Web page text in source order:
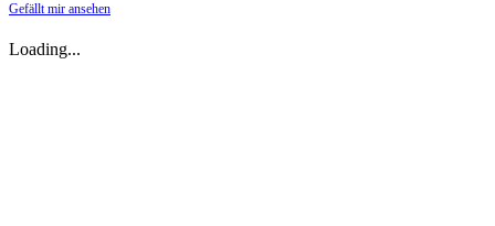
Gefällt mir ansehen
Loading...